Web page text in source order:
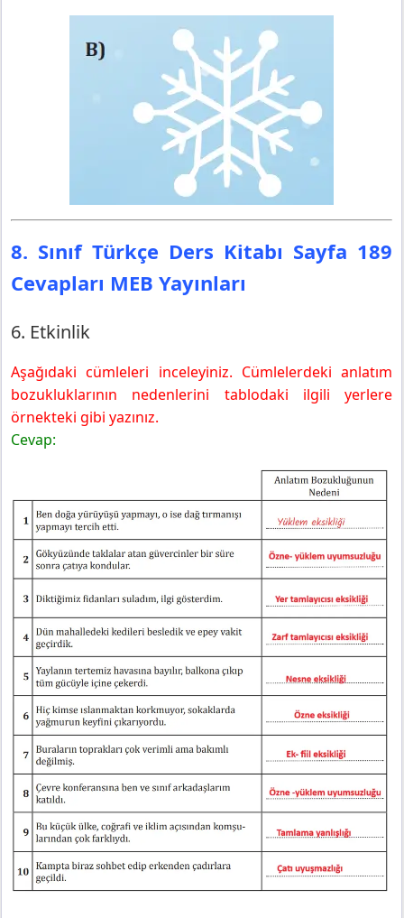
8. Sınıf Türkçe Ders Kitabı Sayfa 189
Cevapları MEB Yayınları
6. Etkinlik
Aşağıdaki cümleleri inceleyiniz. Cümlelerdeki anlatım
bozukluklarının nedenlerini tablodaki ilgili yerlere
örnekteki gibi yazınız.
Cevap: